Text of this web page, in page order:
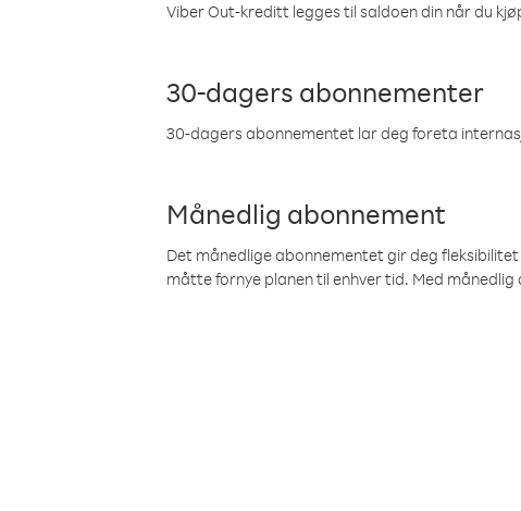
Viber Out-kreditt legges til saldoen din når du
30-dagers abonnementer
30-dagers abonnementet lar deg foreta
Månedlig abonnement
Det månedlige abonnementet gir deg
måtte fornye planen til enhver tid. Med